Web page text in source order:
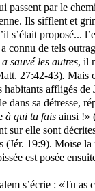
passent par le
Ils sifflent et
s’était proposé...
connu de tels
sauvé les autres, il
27:42-43). Mais
habitants affligés
dans sa détresse,
à qui tu fais ainsi !»
sur elle sont
(Jér. 19:9). Moïse
est posée
s’écrie : «Tu